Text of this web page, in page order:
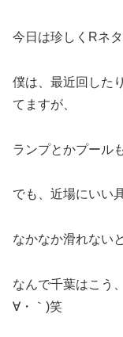
今日は珍しくRネ
僕は、最近回した
てますが、
ランプとかプール
でも、近場にいい
なかなか滑れない
なんで千葉はこう
∀・｀)笑